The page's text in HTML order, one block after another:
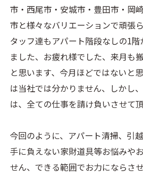
市・西尾市・安城市・豊田市・岡
市と様々なバリエーションで頑張
タッフ達もアパート階段なしの1
ました、お疲れ様でした、来月も
と思います、今月ほどではないと
は当社では分かりません、しかし
は、全ての仕事を請け負いさせて頂
今回のように、アパート清掃、引
手に負えない家財道具等お悩みや
せん、できる範囲でお力にならさ